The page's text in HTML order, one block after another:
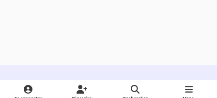
Light ModeDark ModeSystem Preference